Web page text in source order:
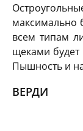
максимально
всем типам
щеками
Пышность и
ВЕРДИ